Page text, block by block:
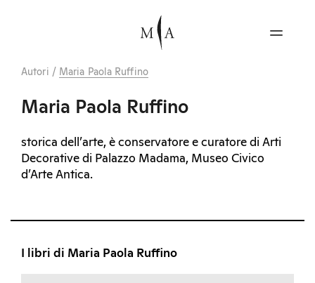
Autori / Maria Paola Ruffino
Maria Paola Ruffino
storica dell’arte, è conservatore e curatore di Arti
Decorative di Palazzo Madama, Museo Civico
d’Arte Antica.
I libri di Maria Paola Ruffino